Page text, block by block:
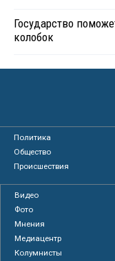
Государство
колобок
Политика
Общество
Происшествия
Видео
Фото
Мнения
Медиацентр
Колумнисты